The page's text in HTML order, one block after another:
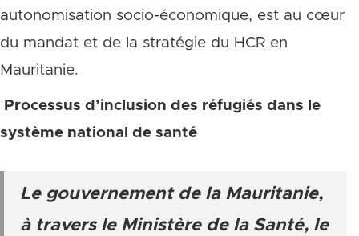
autonomisation socio-économique, est au cœur
du mandat et de la stratégie du HCR en
Mauritanie.
Processus d’inclusion des réfugiés dans le
système national de santé
Le gouvernement de la Mauritanie,
à travers le Ministère de la Santé, le